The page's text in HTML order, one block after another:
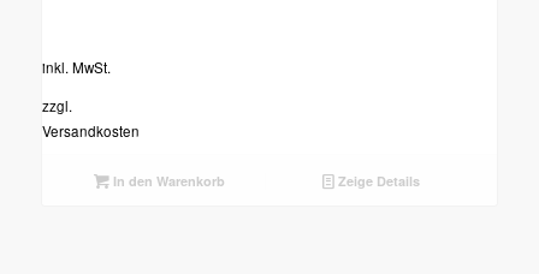
inkl. MwSt.
zzgl.
Versandkosten
In den Warenkorb Zeige Details